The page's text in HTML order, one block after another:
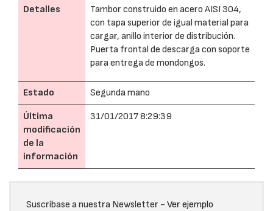
Detalles
Tambor construido en acero AISI 304,
con tapa superior de igual material para
cargar, anillo interior de distribución.
Puerta frontal de descarga con soporte
para entrega de mondongos.
Estado Segunda mano
Última
modificación
de la
información
31/01/2017 8:29:39
Suscríbase a nuestra Newsletter - Ver ejemplo